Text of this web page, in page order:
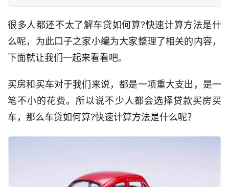
很多人都还不太了解车贷如何算?快速计算方法是什
么呢，为此口子之家小编为大家整理了相关的内容，
下面就让我们一起来看看吧。
买房和买车对于我们来说，都是一项重大支出，是一
笔不小的花费。所以说不少人都会选择贷款买房买
车，那么车贷如何算?快速计算方法是什么呢？